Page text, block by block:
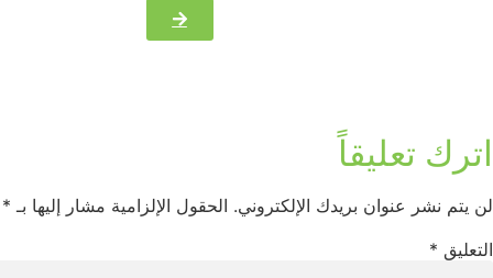
اترك تعليقاً
لن يتم نشر عنوان بريدك الإلكتروني. الحقول الإلزامية مشار إليها بـ *
التعليق *